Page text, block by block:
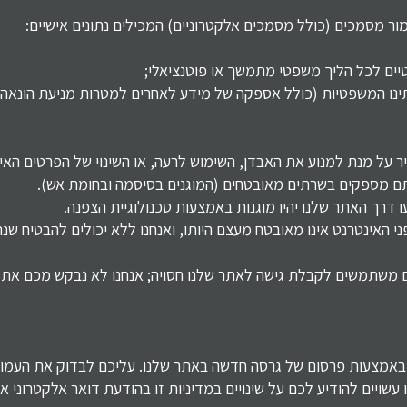
מסמכים (כולל מסמכים אלקטרוניים) המכילים נתונים אישיים:
לכל הליך משפטי מתמשך או פוטנציאלי;
המשפטיות (כולל אספקה של מידע לאחרים למטרות מניעת
על מנת למנוע את האבדן, השימוש לרעה, או השינוי של הפרטים
מספקים בשרתים מאובטחים (המוגנים בסיסמה ובחומת אש).
האתר שלנו יהיו מוגנות באמצעות טכנולוגיית הצפנה.
אינו מאובטח מעצם היותו, ואנחנו ללא יכולים להבטיח
לקבלת גישה לאתר שלנו חסויה; אנחנו לא נבקש מכם
באמצעות פרסום של גרסה חדשה באתר שלנו. עליכם לבדוק את
עשויים להודיע לכם על שינויים במדיניות זו בהודעת דואר